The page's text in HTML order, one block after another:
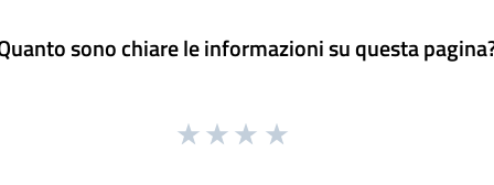
sono chiare le informazioni su questa